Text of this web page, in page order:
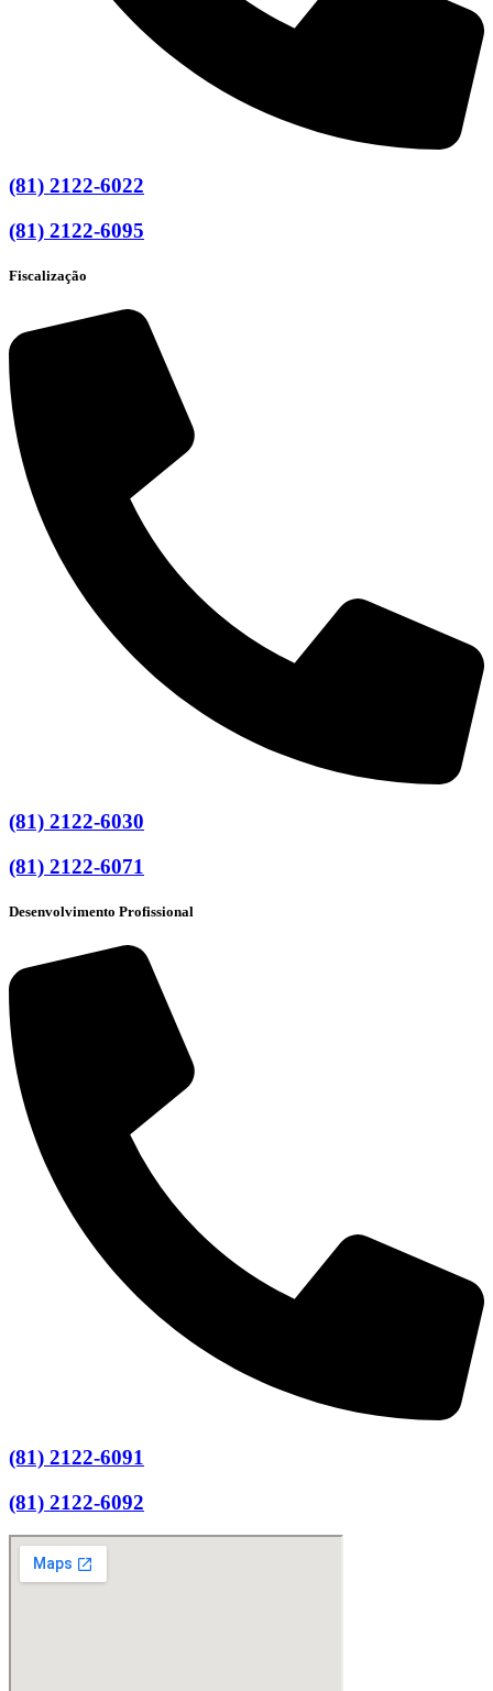
(81) 2122-6022
(81) 2122-6095
Fiscalização
(81) 2122-6030
(81) 2122-6071
Desenvolvimento Profissional
(81) 2122-6091
(81) 2122-6092